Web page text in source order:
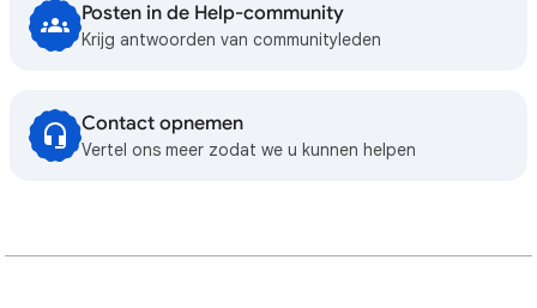
Posten in de Help-community
Krijg antwoorden van communityleden
Contact opnemen
Vertel ons meer zodat we u kunnen helpen